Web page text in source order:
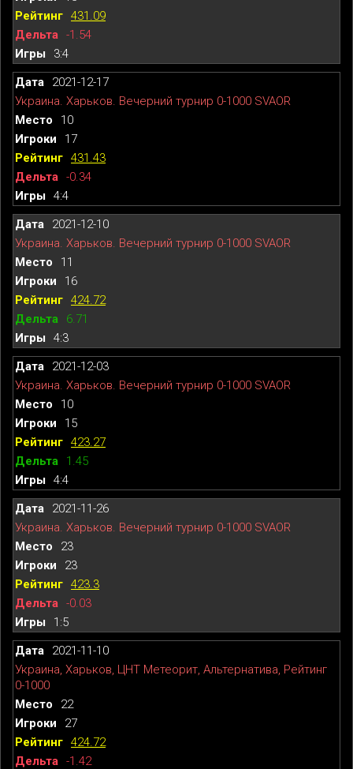
431.09
-1.54
3:4
2021-12-17
Украина. Харьков. Вечерний турнир 0-1000 SVAOR
10
17
431.43
-0.34
4:4
2021-12-10
Украина. Харьков. Вечерний турнир 0-1000 SVAOR
11
16
424.72
6.71
4:3
2021-12-03
Украина. Харьков. Вечерний турнир 0-1000 SVAOR
10
15
423.27
1.45
4:4
2021-11-26
Украина. Харьков. Вечерний турнир 0-1000 SVAOR
23
23
423.3
-0.03
1:5
2021-11-10
Украина, Харьков, ЦНТ Метеорит, Альтернатива, Рейтинг
0-1000
22
27
424.72
-1.42